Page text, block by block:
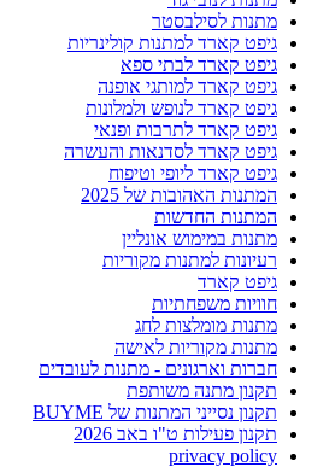
מתנות לסילבסטר
גיפט קארד למתנות קולינריות
גיפט קארד לבתי ספא
גיפט קארד למותגי אופנה
גיפט קארד לנופש ולמלונות
גיפט קארד לתרבות ופנאי
גיפט קארד לסדנאות והעשרה
גיפט קארד ליופי וטיפוח
המתנות האהובות של 2025
המתנות החדשות
מתנות במימוש אונליין
רעיונות למתנות מקוריות
גיפט קארד
חוויות משפחתיות
מתנות מומלצות לחג
מתנות מקוריות לאישה
חברות וארגונים - מתנות לעובדים
תקנון מתנה משותפת
תקנון נסייני המתנות של BUYME
תקנון פעילות ט"ו באב 2026
privacy policy